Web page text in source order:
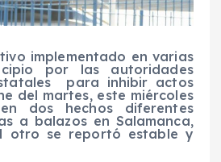
implementado en varias
por las autoridades
para inhibir actos
del martes, este miércoles
dos hechos diferentes
a balazos en Salamanca,
otro se reportó estable y